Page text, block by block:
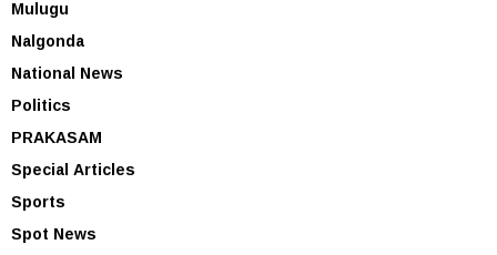
Mulugu
Nalgonda
National News
Politics
PRAKASAM
Special Articles
Sports
Spot News